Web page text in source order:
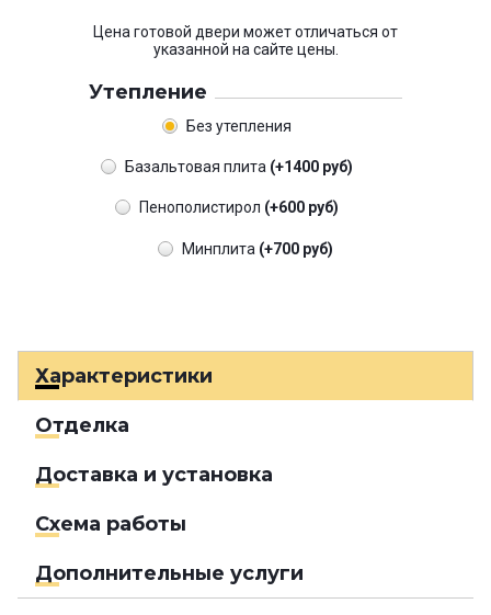
Цена готовой двери может отличаться от
указанной на сайте цены.
Утепление
Без утепления
Базальтовая плита (+1400 руб)
Пенополистирол (+600 руб)
Минплита (+700 руб)
Характеристики
Отделка
Доставка и установка
Схема работы
Дополнительные услуги